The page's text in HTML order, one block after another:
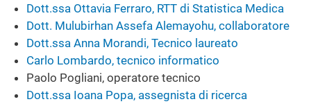
Dott.ssa Ottavia Ferraro, RTT di Statistica Medica
Dott. Mulubirhan Assefa Alemayohu, collaboratore
Dott.ssa Anna Morandi, Tecnico laureato
Carlo Lombardo, tecnico informatico
Paolo Pogliani, operatore tecnico
Dott.ssa Ioana Popa, assegnista di ricerca